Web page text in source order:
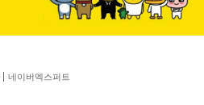
네이버엑스퍼트